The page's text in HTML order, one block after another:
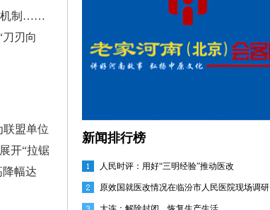
机制……
刃向
联盟单位
开“拉锯
降幅达
新闻排行榜
人民时评：用好“三明经验”推动医改
原效国就医改情况在临汾市人民医院现场调研